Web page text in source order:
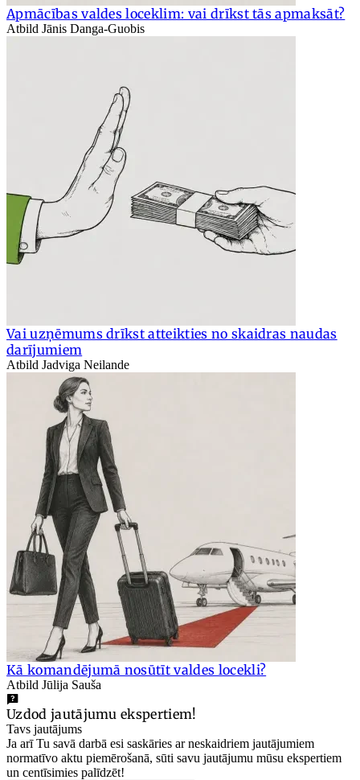
Apmācības valdes loceklim: vai drīkst tās apmaksāt?
Atbild Jānis Danga-Guobis
Vai uzņēmums drīkst atteikties no skaidras naudas
darījumiem
Atbild Jadviga Neilande
Kā komandējumā nosūtīt valdes locekli?
Atbild Jūlija Sauša
Uzdod jautājumu ekspertiem!
Tavs jautājums
Ja arī Tu savā darbā esi saskāries ar neskaidriem jautājumiem
normatīvo aktu piemērošanā, sūti savu jautājumu mūsu ekspertiem
un centīsimies palīdzēt!